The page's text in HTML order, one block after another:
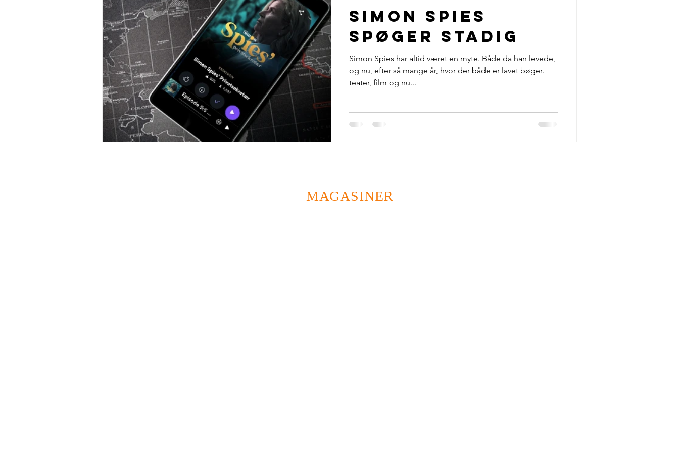
Plussizemagasinet Jagten på Jensen Pressemeddelelser Danske Reklamer Mode og Livsstil
Filmmagasinet Bøger og lydbøger podcast Elbil-magasinet Reklamer for alt Dansk Musikmagasin
Bøger og lydbøger Dansk Bilmagasin
Simon Spies
spøger stadig
Simon Spies har altid været en myte. Både da han levede,
og nu, efter så mange år, hvor der både er lavet bøger.
teater, film og nu...
MAGASINER